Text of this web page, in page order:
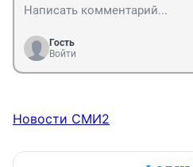
Гость
Войти
Новости СМИ2